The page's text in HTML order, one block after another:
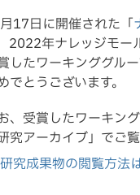
17日に開催された「
2022年ナレッジモー
したワーキンググル
でとうございます。
、受賞したワーキン
究アーカイブ」でご覧
研究成果物の閲覧方法